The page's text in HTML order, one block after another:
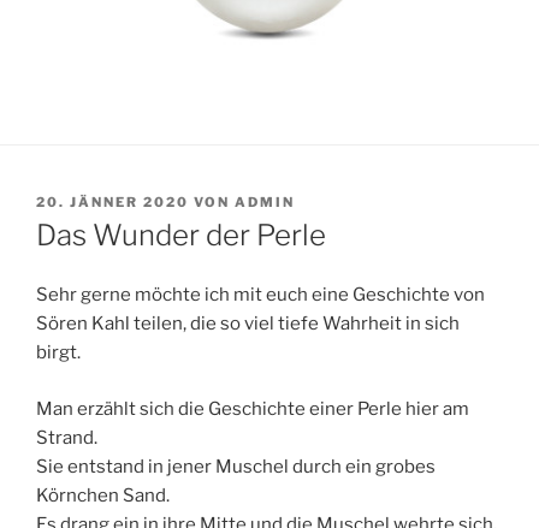
VERÖFFENTLICHT
AM
20. JÄNNER 2020 VON ADMIN
Das Wunder der Perle
Sehr gerne möchte ich mit euch eine Geschichte von
Sören Kahl teilen, die so viel tiefe Wahrheit in sich
birgt.
Man erzählt sich die Geschichte einer Perle hier am
Strand.
Sie entstand in jener Muschel durch ein grobes
Körnchen Sand.